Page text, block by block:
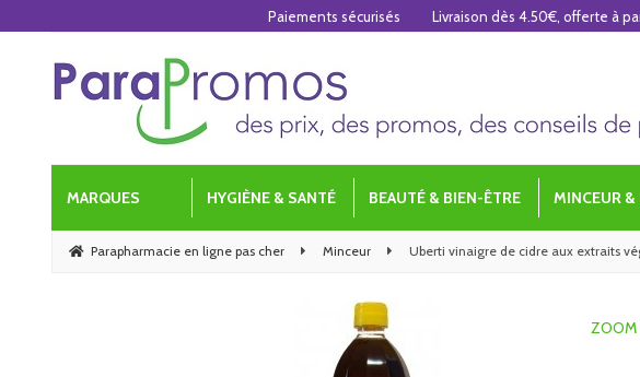
MARQUES HYGIÈNE & SANTÉ BEAUTÉ & BIEN-ÊTRE MINCEUR
Parapharmacie en ligne pas cher Minceur Uberti vinaigre de cidre aux extraits
ZOOM
Paiements sécurisés Livraison dès 4.50€, offerte à